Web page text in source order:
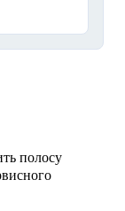
полосу